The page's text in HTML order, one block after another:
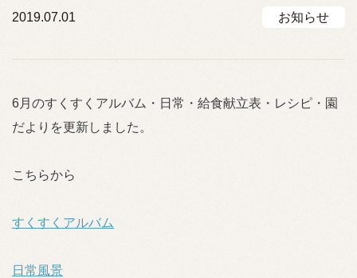
2019.07.01 お知らせ
6月のすくすくアルバム・日常・給食献立表・レシピ・園
だよりを更新しました。
こちらから
すくすくアルバム
日常風景